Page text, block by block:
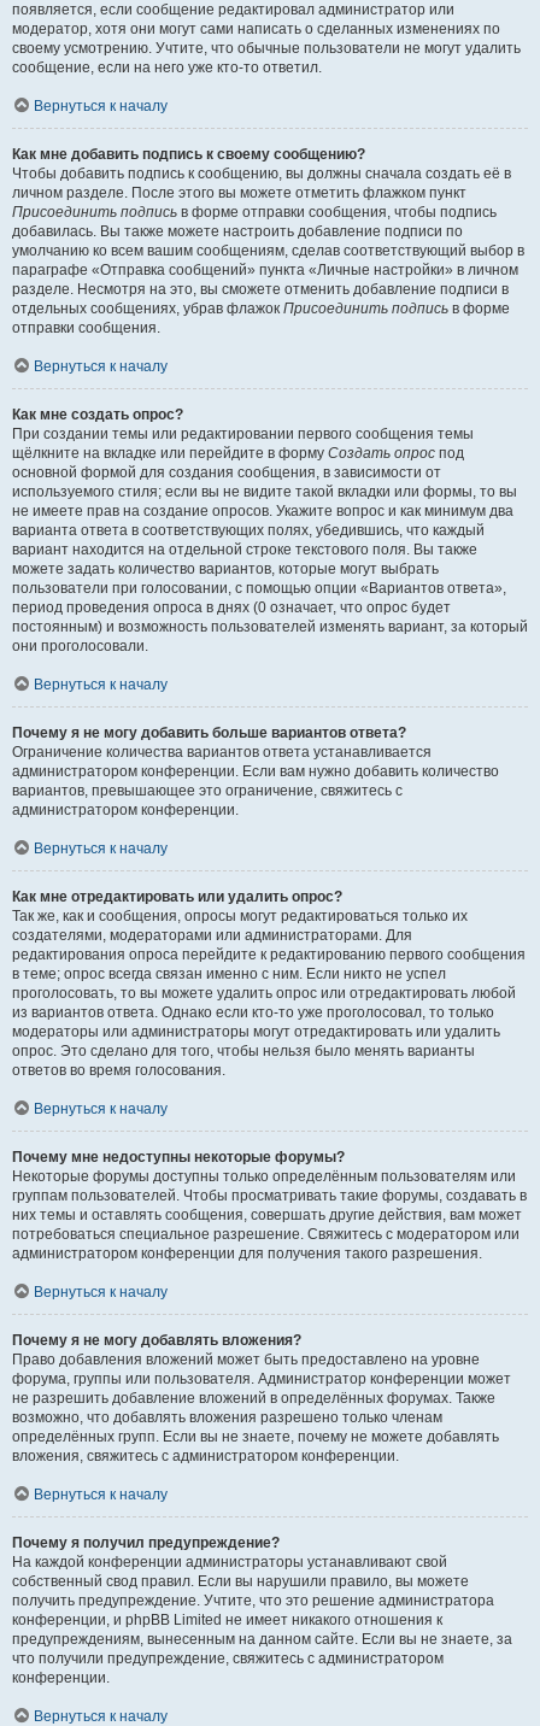
появляется, если сообщение редактировал администратор или
модератор, хотя они могут сами написать о сделанных изменениях по
своему усмотрению. Учтите, что обычные пользователи не могут удалить
сообщение, если на него уже кто-то ответил.
Вернуться к началу
Как мне добавить подпись к своему сообщению?
Чтобы добавить подпись к сообщению, вы должны сначала создать её в
личном разделе. После этого вы можете отметить флажком пункт
Присоединить подпись в форме отправки сообщения, чтобы подпись
добавилась. Вы также можете настроить добавление подписи по
умолчанию ко всем вашим сообщениям, сделав соответствующий выбор в
параграфе «Отправка сообщений» пункта «Личные настройки» в личном
разделе. Несмотря на это, вы сможете отменить добавление подписи в
отдельных сообщениях, убрав флажок Присоединить подпись в форме
отправки сообщения.
Вернуться к началу
Как мне создать опрос?
При создании темы или редактировании первого сообщения темы
щёлкните на вкладке или перейдите в форму Создать опрос под
основной формой для создания сообщения, в зависимости от
используемого стиля; если вы не видите такой вкладки или формы, то вы
не имеете прав на создание опросов. Укажите вопрос и как минимум два
варианта ответа в соответствующих полях, убедившись, что каждый
вариант находится на отдельной строке текстового поля. Вы также
можете задать количество вариантов, которые могут выбрать
пользователи при голосовании, с помощью опции «Вариантов ответа»,
период проведения опроса в днях (0 означает, что опрос будет
постоянным) и возможность пользователей изменять вариант, за который
они проголосовали.
Вернуться к началу
Почему я не могу добавить больше вариантов ответа?
Ограничение количества вариантов ответа устанавливается
администратором конференции. Если вам нужно добавить количество
вариантов, превышающее это ограничение, свяжитесь с
администратором конференции.
Вернуться к началу
Как мне отредактировать или удалить опрос?
Так же, как и сообщения, опросы могут редактироваться только их
создателями, модераторами или администраторами. Для
редактирования опроса перейдите к редактированию первого сообщения
в теме; опрос всегда связан именно с ним. Если никто не успел
проголосовать, то вы можете удалить опрос или отредактировать любой
из вариантов ответа. Однако если кто-то уже проголосовал, то только
модераторы или администраторы могут отредактировать или удалить
опрос. Это сделано для того, чтобы нельзя было менять варианты
ответов во время голосования.
Вернуться к началу
Почему мне недоступны некоторые форумы?
Некоторые форумы доступны только определённым пользователям или
группам пользователей. Чтобы просматривать такие форумы, создавать в
них темы и оставлять сообщения, совершать другие действия, вам может
потребоваться специальное разрешение. Свяжитесь с модератором или
администратором конференции для получения такого разрешения.
Вернуться к началу
Почему я не могу добавлять вложения?
Право добавления вложений может быть предоставлено на уровне
форума, группы или пользователя. Администратор конференции может
не разрешить добавление вложений в определённых форумах. Также
возможно, что добавлять вложения разрешено только членам
определённых групп. Если вы не знаете, почему не можете добавлять
вложения, свяжитесь с администратором конференции.
Вернуться к началу
Почему я получил предупреждение?
На каждой конференции администраторы устанавливают свой
собственный свод правил. Если вы нарушили правило, вы можете
получить предупреждение. Учтите, что это решение администратора
конференции, и phpBB Limited не имеет никакого отношения к
предупреждениям, вынесенным на данном сайте. Если вы не знаете, за
что получили предупреждение, свяжитесь с администратором
конференции.
Вернуться к началу